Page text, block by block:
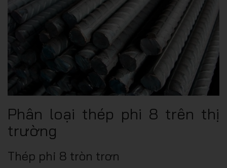
Phân loại thép phi 8 trên thị
trường
Thép phi 8 tròn trơn